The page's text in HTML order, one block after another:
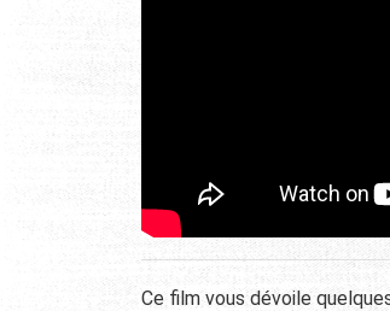
Ce film vous dévoile